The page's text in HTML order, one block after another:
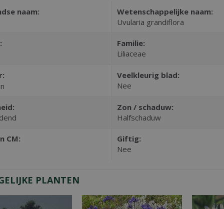
naam:
Wetenschappelijke naam:
Uvularia grandiflora
Familie:
Liliaceae
Veelkleurig blad:
Nee
Zon / schaduw:
Halfschaduw
CM:
Giftig:
Nee
PLANTEN